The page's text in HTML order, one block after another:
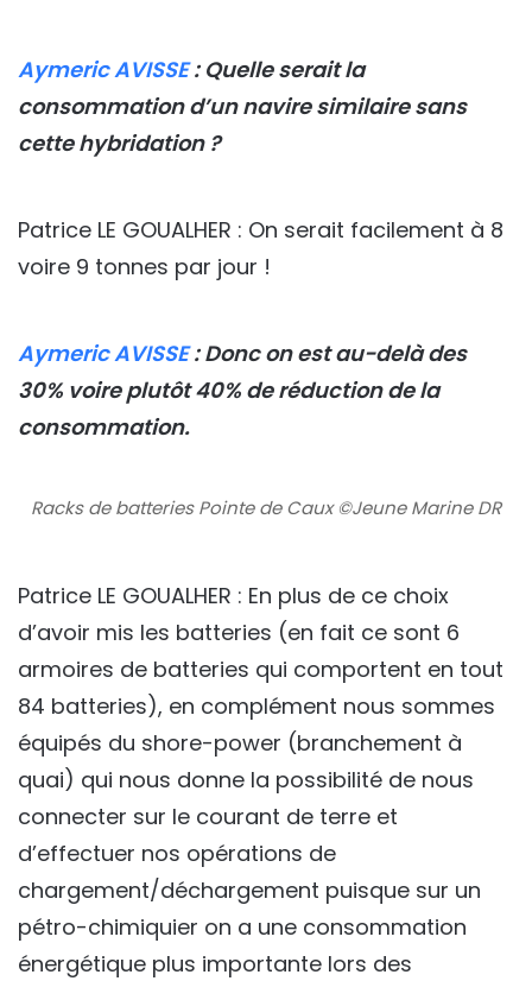
Aymeric AVISSE: Quelle serait la
consommation d’un navire similaire sans
cette hybridation ?
Patrice LE GOUALHER : On serait facilement à 8
voire 9 tonnes par jour !
Aymeric AVISSE: Donc on est au-delà des
30% voire plutôt 40% de réduction de la
consommation.
Racks de batteries Pointe de Caux ©Jeune Marine DR
Patrice LE GOUALHER : En plus de ce choix
d’avoir mis les batteries (en fait ce sont 6
armoires de batteries qui comportent en tout
84 batteries), en complément nous sommes
équipés du shore-power (branchement à
quai) qui nous donne la possibilité de nous
connecter sur le courant de terre et
d’effectuer nos opérations de
chargement/déchargement puisque sur un
pétro-chimiquier on a une consommation
énergétique plus importante lors des